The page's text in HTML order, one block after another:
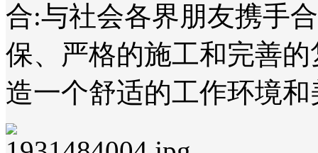
合:与社会各界朋友携手
保、严格的施工和完善
造一个舒适的工作环境